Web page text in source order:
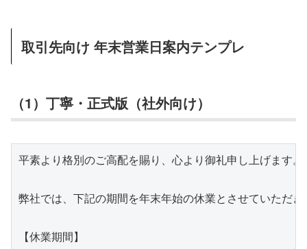
取引先向け 年末営業日案内テンプレ
（1）丁寧・正式版（社外向け）
平素より格別のご高配を賜り、心より御礼申し上げます。
弊社では、下記の期間を年末年始の休業とさせていただき
【休業期間】